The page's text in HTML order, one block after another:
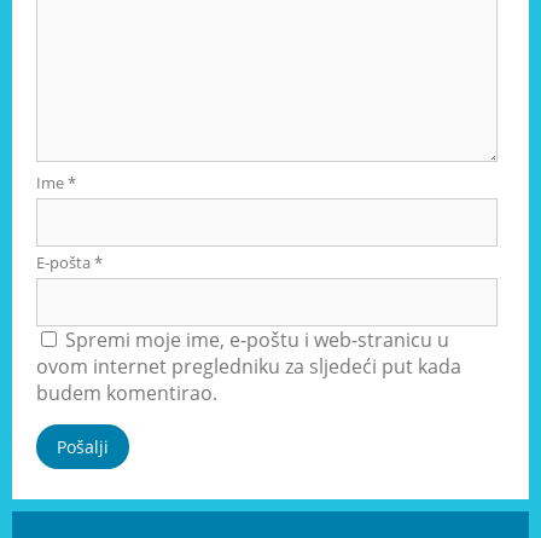
Ime*
E-pošta*
Spremi moje ime, e-poštu i web-stranicu u
ovom internet pregledniku za sljedeći put kada
budem komentirao.